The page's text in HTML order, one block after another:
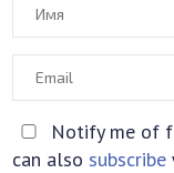
Notify me of
can also subscribe